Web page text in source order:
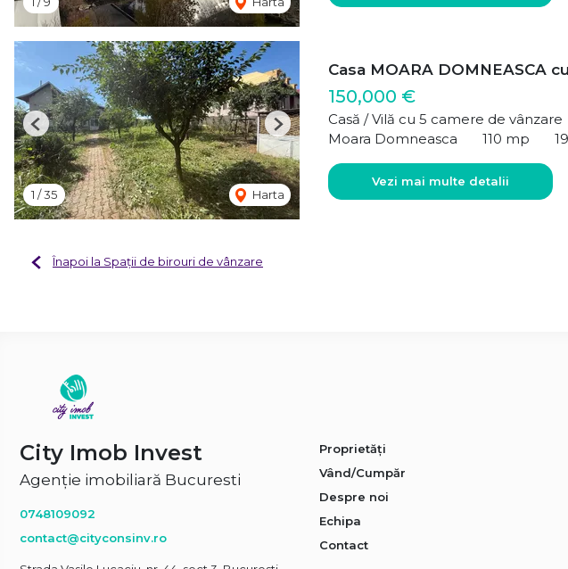
1 /35 Harta
Previous Next
Casa MOARA DOMNEASCA
150,000 €
Casă / Vilă cu 5 camere de vânzare
Moara Domneasca
110 mp
Vezi mai multe detalii
Înapoi la Spații de birouri de vânzare
City Imob Invest
Agenție imobiliară Bucuresti
0748109092
contact@cityconsinv.ro
Proprietăți
Vând/Cumpăr
Despre noi
Echipa
Contact